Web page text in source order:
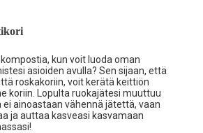
kun voit luoda oman
asioiden avulla? Sen sijaan, että
roskakoriin, voit kerätä keittiön
koriin. Lopulta ruokajätesi muuttuu
ei ainoastaan vähennä jätettä, vaan
ja auttaa kasveasi kasvamaan